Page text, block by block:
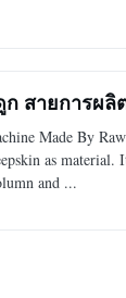
ก สายการ
Made By
as material.
and ...